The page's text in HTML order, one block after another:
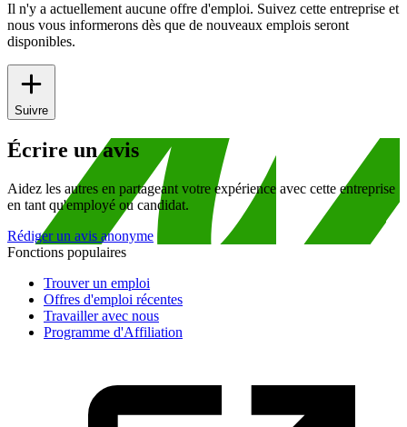
Il n'y a actuellement aucune offre d'emploi. Suivez cette entreprise et
nous vous informerons dès que de nouveaux emplois seront
disponibles.
Suivre
Écrire un avis
Aidez les autres en partageant votre expérience avec cette entreprise
en tant qu'employé ou candidat.
Rédiger un avis anonyme
Fonctions populaires
Trouver un emploi
Offres d'emploi récentes
Travailler avec nous
Programme d'Affiliation